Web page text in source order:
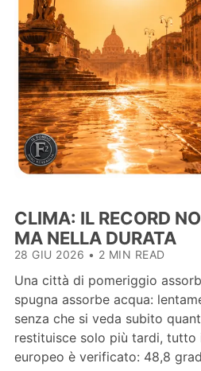
CLIMA: IL RECORD
MA NELLA DURATA
28 GIU 2026 • 2 MIN READ
Una città di pomeriggio
spugna assorbe acqua:
senza che si veda subito
restituisce solo più tardi, tutto
europeo è verificato: 48,8